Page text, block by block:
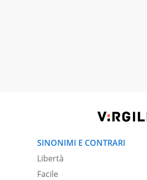
SINONIMI E CONTRARI
Libertà
Facile